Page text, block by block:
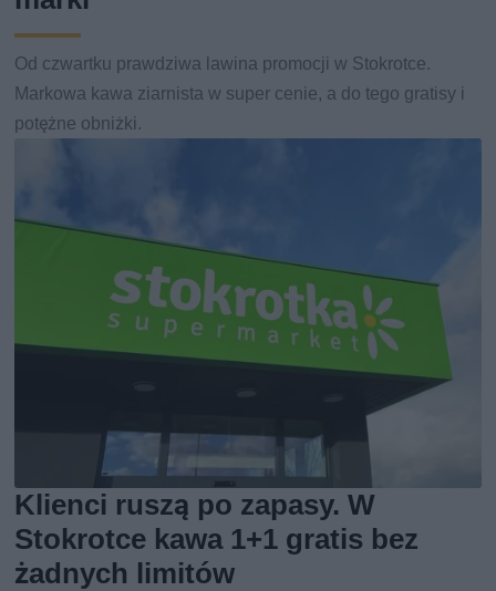
Od czwartku prawdziwa lawina promocji w Stokrotce.
Markowa kawa ziarnista w super cenie, a do tego gratisy i
potężne obniżki.
Klienci ruszą po zapasy. W
Stokrotce kawa 1+1 gratis bez
żadnych limitów